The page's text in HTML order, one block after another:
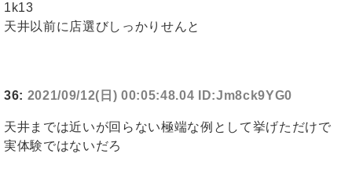
1k13
天井以前に店選びしっかりせんと
36: 2021/09/12(日) 00:05:48.04 ID:Jm8ck9YG0
天井までは近いが回らない極端な例として挙げただけで
実体験ではないだろ